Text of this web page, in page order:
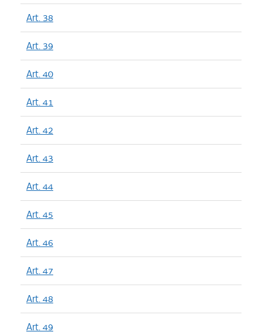
Art. 38
Art. 39
Art. 40
Art. 41
Art. 42
Art. 43
Art. 44
Art. 45
Art. 46
Art. 47
Art. 48
Art. 49